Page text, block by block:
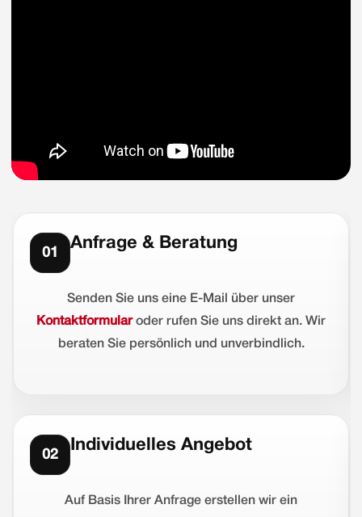
01
Anfrage & Beratung
Senden Sie uns eine E-Mail über unser
Kontaktformularoder rufen Sie uns direkt an. Wir
beraten Sie persönlich und unverbindlich.
02
Individuelles Angebot
Auf Basis Ihrer Anfrage erstellen wir ein